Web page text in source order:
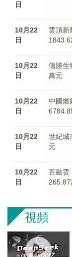
日
10月22
日
雲頂新
10月22
日
億勝生
萬元
10月22
日
中國燃
10月22
日
世紀城
元
10月22
日
百融雲
265.87
視頻